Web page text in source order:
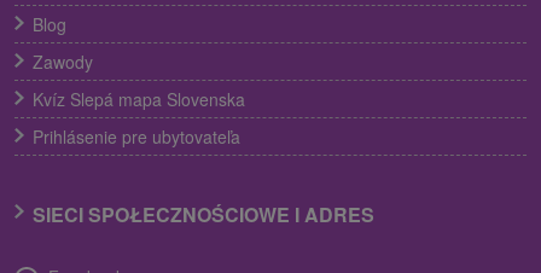
Blog
Zawody
Kvíz Slepá mapa Slovenska
Prihlásenie pre ubytovateľa
SIECI SPOŁECZNOŚCIOWE I ADRES